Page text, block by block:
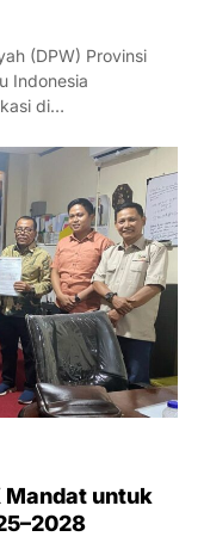
(DPW) Provinsi
Indonesia
di…
Mandat untuk